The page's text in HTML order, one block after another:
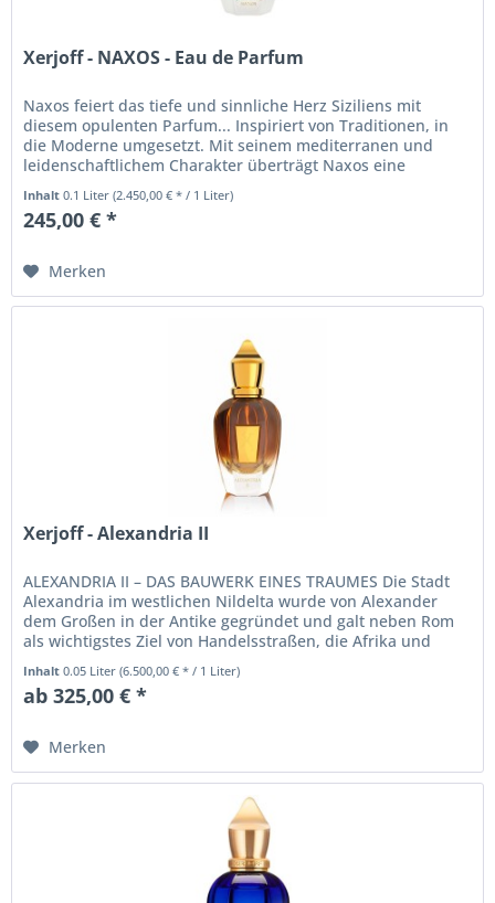
Xerjoff - NAXOS - Eau de Parfum
Naxos feiert das tiefe und sinnliche Herz Siziliens mit
diesem opulenten Parfum... Inspiriert von Traditionen, in
die Moderne umgesetzt. Mit seinem mediterranen und
leidenschaftlichem Charakter überträgt Naxos eine
Inhalt0.1 Liter(2.450,00 € * / 1 Liter)
245,00 € *
Merken
Xerjoff - Alexandria II
ALEXANDRIA II – DAS BAUWERK EINES TRAUMES Die Stadt
Alexandria im westlichen Nildelta wurde von Alexander
dem Großen in der Antike gegründet und galt neben Rom
als wichtigstes Ziel von Handelsstraßen, die Afrika und
Indien mit der...
Inhalt0.05 Liter(6.500,00 € * / 1 Liter)
ab 325,00 € *
Merken